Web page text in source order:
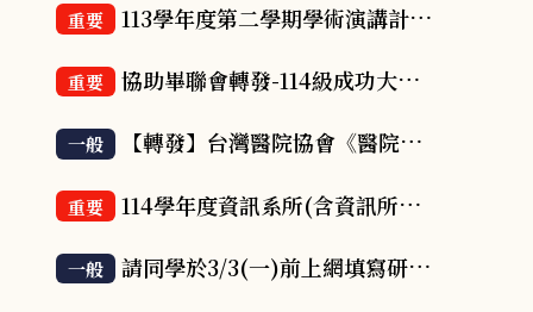
重要 113學年度第二學期學術演講計劃表
重要 協助畢聯會轉發-114級成功大學畢業典禮報名事宜
一般 【轉發】台灣醫院協會《醫院雜誌》徵稿
重要 114學年度資訊系所(含資訊所、醫資所、人工智慧學程)甄試第二次&碩士班考試新生報到事宜(含正備取)
一般 請同學於3/3(一)前上網填寫研究所教學特優教師問卷與輔導優良導師問卷